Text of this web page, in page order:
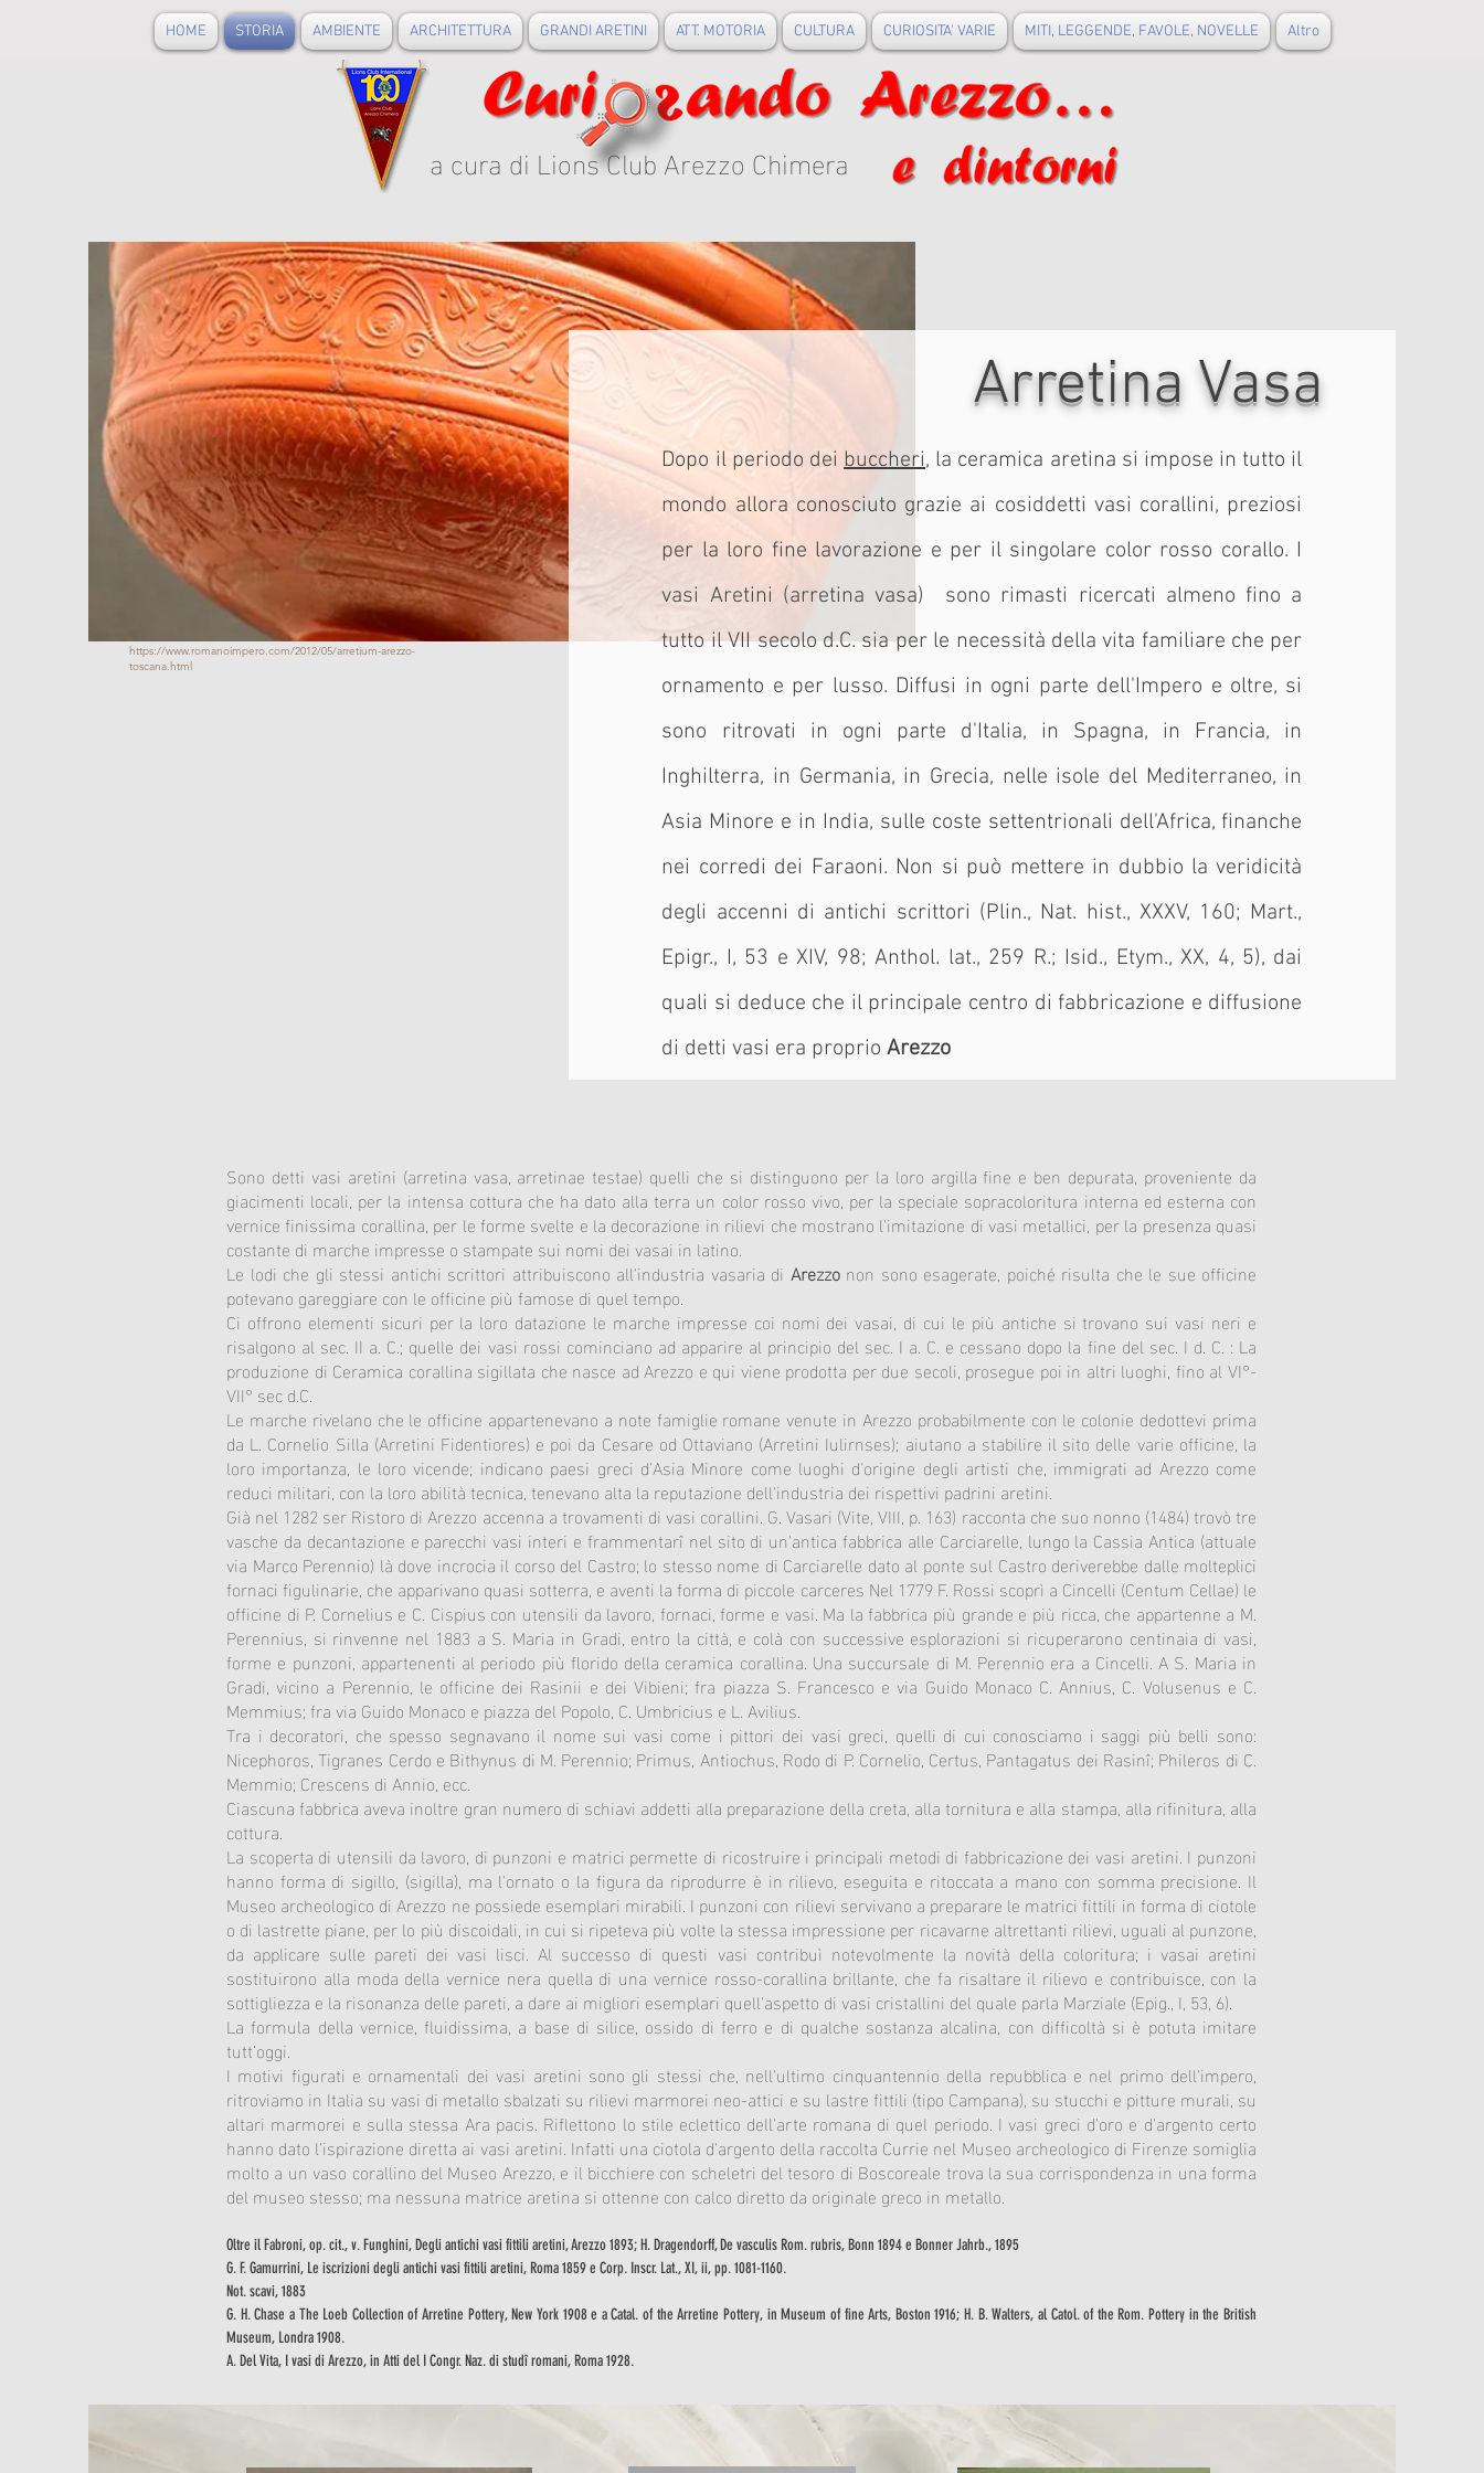
HOME STORIA AMBIENTE ARCHITETTURA GRANDI ARETINI ATT. MOTORIA CULTURA CURIOSITA' VARIE MITI, LEGGENDE, FAVOLE, NOVELLE Altro
a cura di Lions Club Arezzo Chimera
https://www.romanoimpero.com/2012/05/arretium-arezzo-
toscana.html
Arretina Vasa
Dopo il periodo deibuccheri, la ceramica aretina si impose in tutto il
mondo allora conosciuto grazie ai cosiddetti vasi corallini, preziosi
per la loro fine lavorazione e per il singolare color rosso corallo. I
vasi Aretini (arretina vasa) sono rimasti ricercati almeno fino a
tutto il VII secolo d.C. sia per le necessità della vita familiare che per
ornamento e per lusso. Diffusi in ogni parte dell'Impero e oltre, si
sono ritrovati in ogni parte d'Italia, in Spagna, in Francia, in
Inghilterra, in Germania, in Grecia, nelle isole del Mediterraneo, in
Asia Minore e in India, sulle coste settentrionali dell'Africa, finanche
nei corredi dei Faraoni. Non si può mettere in dubbio la veridicità
degli accenni di antichi scrittori (Plin., Nat. hist., XXXV, 160; Mart.,
Epigr., I, 53 e XIV, 98; Anthol. lat., 259 R.; Isid., Etym., XX, 4, 5), dai
quali si deduce che il principale centro di fabbricazione e diffusione
di detti vasi era proprioArezzo
Sono detti vasi aretini (arretina vasa, arretinae testae) quelli che si distinguono per la loro argilla fine e ben depurata, proveniente da
giacimenti locali, per la intensa cottura che ha dato alla terra un color rosso vivo, per la speciale sopracoloritura interna ed esterna con
vernice finissima corallina, per le forme svelte e la decorazione in rilievi che mostrano l'imitazione di vasi metallici, per la presenza quasi
costante di marche impresse o stampate sui nomi dei vasai in latino.
Le lodi che gli stessi antichi scrittori attribuiscono all'industria vasaria di Arezzo non sono esagerate, poiché risulta che le sue officine
potevano gareggiare con le officine più famose di quel tempo.
Ci offrono elementi sicuri per la loro datazione le marche impresse coi nomi dei vasai, di cui le più antiche si trovano sui vasi neri e
risalgono al sec. II a. C.; quelle dei vasi rossi cominciano ad apparire al principio del sec. I a. C. e cessano dopo la fine del sec. I d. C. : La
produzione di Ceramica corallina sigillata che nasce ad Arezzo e qui viene prodotta per due secoli, prosegue poi in altri luoghi, fino al VI°-
VII° sec d.C.
Le marche rivelano che le officine appartenevano a note famiglie romane venute in Arezzo probabilmente con le colonie dedottevi prima
da L. Cornelio Silla (Arretini Fidentiores) e poi da Cesare od Ottaviano (Arretini Iulirnses); aiutano a stabilire il sito delle varie officine, la
loro importanza, le loro vicende; indicano paesi greci d'Asia Minore come luoghi d'origine degli artisti che, immigrati ad Arezzo come
reduci militari, con la loro abilità tecnica, tenevano alta la reputazione dell'industria dei rispettivi padrini aretini.
Già nel 1282 ser Ristoro di Arezzo accenna a trovamenti di vasi corallini. G. Vasari (Vite, VIII, p. 163) racconta che suo nonno (1484) trovò tre
vasche da decantazione e parecchi vasi interi e frammentarî nel sito di un'antica fabbrica alle Carciarelle, lungo la Cassia Antica (attuale
via Marco Perennio) là dove incrocia il corso del Castro; lo stesso nome di Carciarelle dato al ponte sul Castro deriverebbe dalle molteplici
fornaci figulinarie, che apparivano quasi sotterra, e aventi la forma di piccole carceres Nel 1779 F. Rossi scoprì a Cincelli (Centum Cellae) le
officine di P. Cornelius e C. Cispius con utensili da lavoro, fornaci, forme e vasi. Ma la fabbrica più grande e più ricca, che appartenne a M.
Perennius, si rinvenne nel 1883 a S. Maria in Gradi, entro la città, e colà con successive esplorazioni si ricuperarono centinaia di vasi,
forme e punzoni, appartenenti al periodo più florido della ceramica corallina. Una succursale di M. Perennio era a Cincelli. A S. Maria in
Gradi, vicino a Perennio, le officine dei Rasinii e dei Vibieni; fra piazza S. Francesco e via Guido Monaco C. Annius, C. Volusenus e C.
Memmius; fra via Guido Monaco e piazza del Popolo, C. Umbricius e L. Avilius.
Tra i decoratori, che spesso segnavano il nome sui vasi come i pittori dei vasi greci, quelli di cui conosciamo i saggi più belli sono:
Nicephoros, Tigranes Cerdo e Bithynus di M. Perennio; Primus, Antiochus, Rodo di P. Cornelio, Certus, Pantagatus dei Rasinî; Phileros di C.
Memmio; Crescens di Annio, ecc.
Ciascuna fabbrica aveva inoltre gran numero di schiavi addetti alla preparazione della creta, alla tornitura e alla stampa, alla rifinitura, alla
cottura.
La scoperta di utensili da lavoro, di punzoni e matrici permette di ricostruire i principali metodi di fabbricazione dei vasi aretini. I punzoni
hanno forma di sigillo, (sigilla), ma l'ornato o la figura da riprodurre è in rilievo, eseguita e ritoccata a mano con somma precisione. Il
Museo archeologico di Arezzo ne possiede esemplari mirabili. I punzoni con rilievi servivano a preparare le matrici fittili in forma di ciotole
o di lastrette piane, per lo più discoidali, in cui si ripeteva più volte la stessa impressione per ricavarne altrettanti rilievi, uguali al punzone,
da applicare sulle pareti dei vasi lisci. Al successo di questi vasi contribuì notevolmente la novità della coloritura; i vasai aretini
sostituirono alla moda della vernice nera quella di una vernice rosso-corallina brillante, che fa risaltare il rilievo e contribuisce, con la
sottigliezza e la risonanza delle pareti, a dare ai migliori esemplari quell'aspetto di vasi cristallini del quale parla Marziale (Epig., I, 53, 6).
La formula della vernice, fluidissima, a base di silice, ossido di ferro e di qualche sostanza alcalina, con difficoltà si è potuta imitare
tutt’oggi.
I motivi figurati e ornamentali dei vasi aretini sono gli stessi che, nell'ultimo cinquantennio della repubblica e nel primo dell'impero,
ritroviamo in Italia su vasi di metallo sbalzati su rilievi marmorei neo-attici e su lastre fittili (tipo Campana), su stucchi e pitture murali, su
altari marmorei e sulla stessa Ara pacis. Riflettono lo stile eclettico dell'arte romana di quel periodo. I vasi greci d'oro e d'argento certo
hanno dato l'ispirazione diretta ai vasi aretini. Infatti una ciotola d'argento della raccolta Currie nel Museo archeologico di Firenze somiglia
molto a un vaso corallino del Museo Arezzo, e il bicchiere con scheletri del tesoro di Boscoreale trova la sua corrispondenza in una forma
del museo stesso; ma nessuna matrice aretina si ottenne con calco diretto da originale greco in metallo.
Oltre il Fabroni, op. cit., v. Funghini, Degli antichi vasi fittili aretini, Arezzo 1893; H. Dragendorff, De vasculis Rom. rubris, Bonn 1894 e Bonner Jahrb., 1895
G. F. Gamurrini, Le iscrizioni degli antichi vasi fittili aretini, Roma 1859 e Corp. Inscr. Lat., XI, ii, pp. 1081-1160.
Not. scavi, 1883
G. H. Chase a The Loeb Collection of Arretine Pottery, New York 1908 e a Catal. of the Arretine Pottery, in Museum of fine Arts, Boston 1916; H. B. Walters, al Catol. of the Rom. Pottery in the British
Museum, Londra 1908.
A. Del Vita, I vasi di Arezzo, in Atti del I Congr. Naz. di studî romani, Roma 1928.